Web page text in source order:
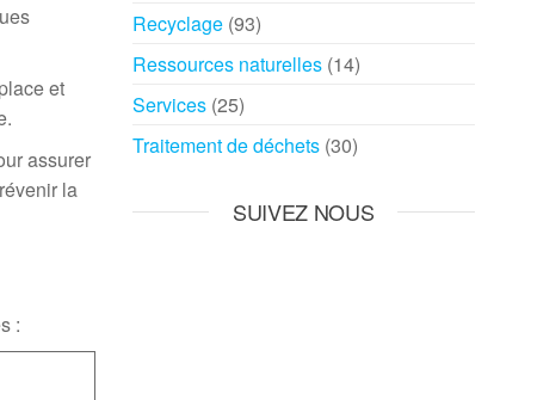
et
assurer
la
:
Recyclage(93)
Ressources naturelles(14)
Services(25)
Traitement de déchets(30)
SUIVEZ NOUS